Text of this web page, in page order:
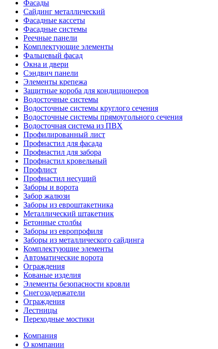
Фасады
Сайдинг металлический
Фасадные кассеты
Фасадные системы
Реечные панели
Комплектующие элементы
Фальцевый фасад
Окна и двери
Сэндвич панели
Элементы крепежа
Защитные короба для кондиционеров
Водосточные системы
Водосточные системы круглого сечения
Водосточные системы прямоугольного сечения
Водосточная система из ПВХ
Профилированный лист
Профнастил для фасада
Профнастил для забора
Профнастил кровельный
Профлист
Профнастил несущий
Заборы и ворота
Забор жалюзи
Заборы из евроштакетника
Металлический штакетник
Бетонные столбы
Заборы из европрофиля
Заборы из металлического сайдинга
Комплектующие элементы
Автоматические ворота
Ограждения
Кованые изделия
Элементы безопасности кровли
Снегозадержатели
Ограждения
Лестницы
Переходные мостики
Компания
О компании